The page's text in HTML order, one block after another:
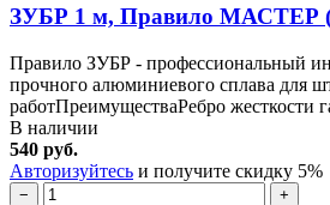
ЗУБР 1 м, Правило МАСТЕР
Правило ЗУБР - профессиональный
прочного алюминиевого сплава для
работПреимуществаРебро жесткости
В наличии
540 руб.
Авторизуйтесь и получите скидку 5%
−
+